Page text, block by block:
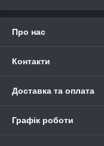
Про нас
Контакти
Доставка та оплата
Графік роботи